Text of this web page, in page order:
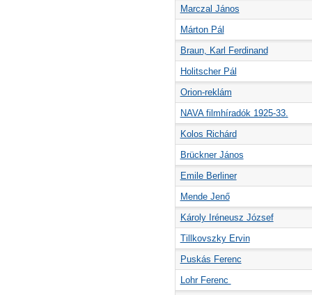
Marczal János
Márton Pál
Braun, Karl Ferdinand
Holitscher Pál
Orion-reklám
NAVA filmhíradók 1925-33.
Kolos Richárd
Brückner János
Emile Berliner
Mende Jenő
Károly Iréneusz József
Tillkovszky Ervin
Puskás Ferenc
Lohr Ferenc